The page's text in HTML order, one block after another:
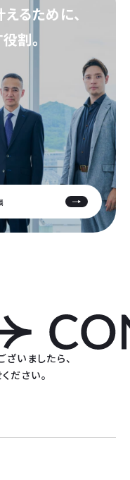
るために、
割。
いましたら、
ださい。